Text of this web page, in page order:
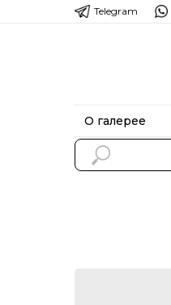
О галерее
Telegram
О галерее